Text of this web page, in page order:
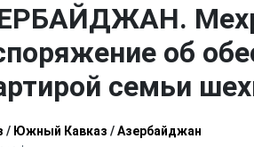
об
семьи
/ Южный Кавказ /Азербайджан